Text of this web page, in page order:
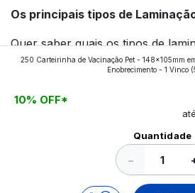
Os principais tipos de
Quer saber quais os tipos de
aplicados nos impressos da
continue a leitura que vamos
250 Carteirinha de Vacinação Pet - 148x105mm
Enobrecimento - 1 Vinco
10% OFF*
Quantidade
−